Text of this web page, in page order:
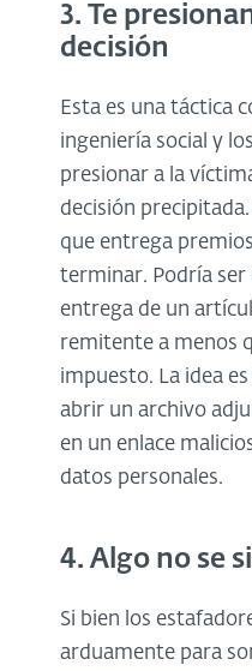
3. Te
decisión
Esta es una táctica
ingeniería social y
presionar a la
decisión
que entrega
terminar. Podría
entrega de un
remitente a menos
impuesto. La idea
abrir un archivo
en un enlace
datos personales.
4. Algo no se
Si bien los
arduamente para